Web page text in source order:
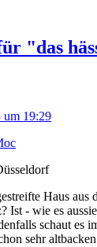
"das
um 19:29
Haus aus
Ist - wie es
schaut es
sehr